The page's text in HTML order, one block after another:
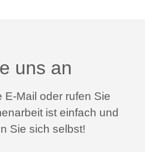
uns an
Mail oder rufen Sie
ist einfach und
Sie sich selbst!